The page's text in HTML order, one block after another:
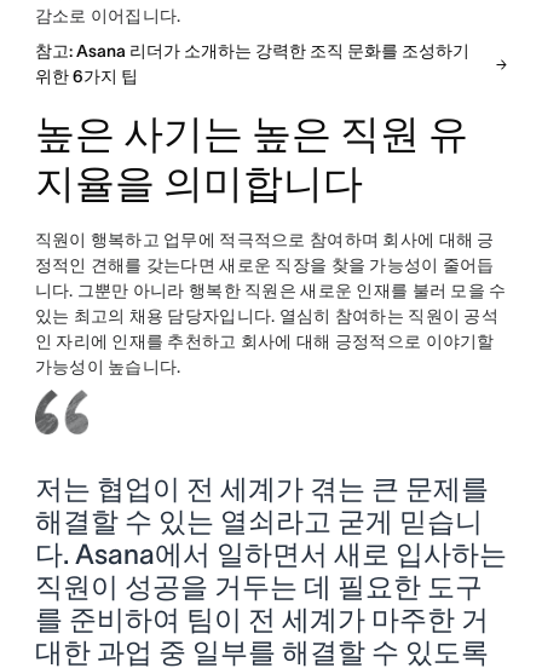
감소로 이어집니다.
참고: Asana 리더가 소개하는 강력한 조직 문화를 조성하기
위한 6가지 팁
높은 사기는 높은 직원 유
지율을 의미합니다
직원이 행복하고 업무에 적극적으로 참여하며 회사에 대해 긍
정적인 견해를 갖는다면 새로운 직장을 찾을 가능성이 줄어듭
니다. 그뿐만 아니라 행복한 직원은 새로운 인재를 불러 모을 수
있는 최고의 채용 담당자입니다. 열심히 참여하는 직원이 공석
인 자리에 인재를 추천하고 회사에 대해 긍정적으로 이야기할
가능성이 높습니다.
저는 협업이 전 세계가 겪는 큰 문제를
해결할 수 있는 열쇠라고 굳게 믿습니
다. Asana에서 일하면서 새로 입사하는
직원이 성공을 거두는 데 필요한 도구
를 준비하여 팀이 전 세계가 마주한 거
대한 과업 중 일부를 해결할 수 있도록